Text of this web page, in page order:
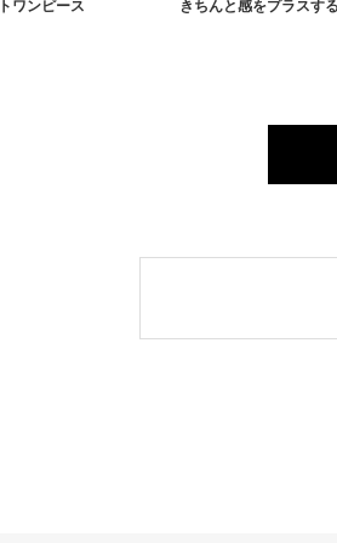
ワンピース